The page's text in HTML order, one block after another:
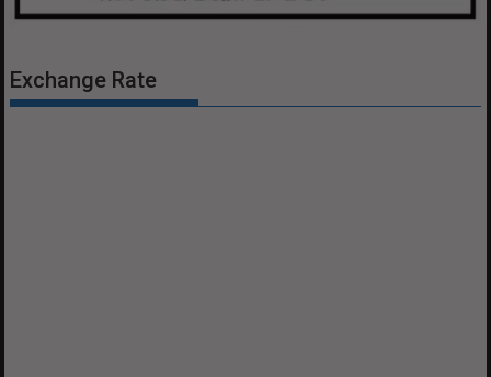
Exchange Rate